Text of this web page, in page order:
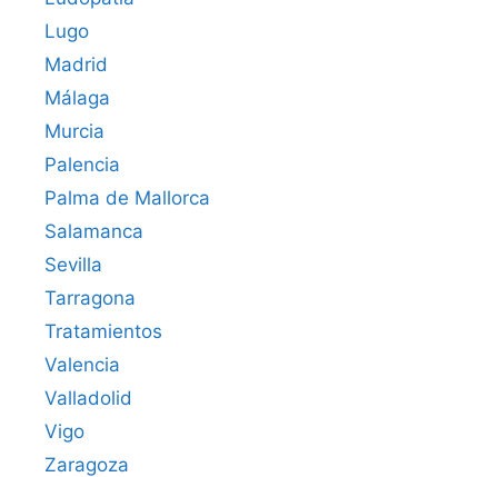
Lugo
Madrid
Málaga
Murcia
Palencia
Palma de Mallorca
Salamanca
Sevilla
Tarragona
Tratamientos
Valencia
Valladolid
Vigo
Zaragoza